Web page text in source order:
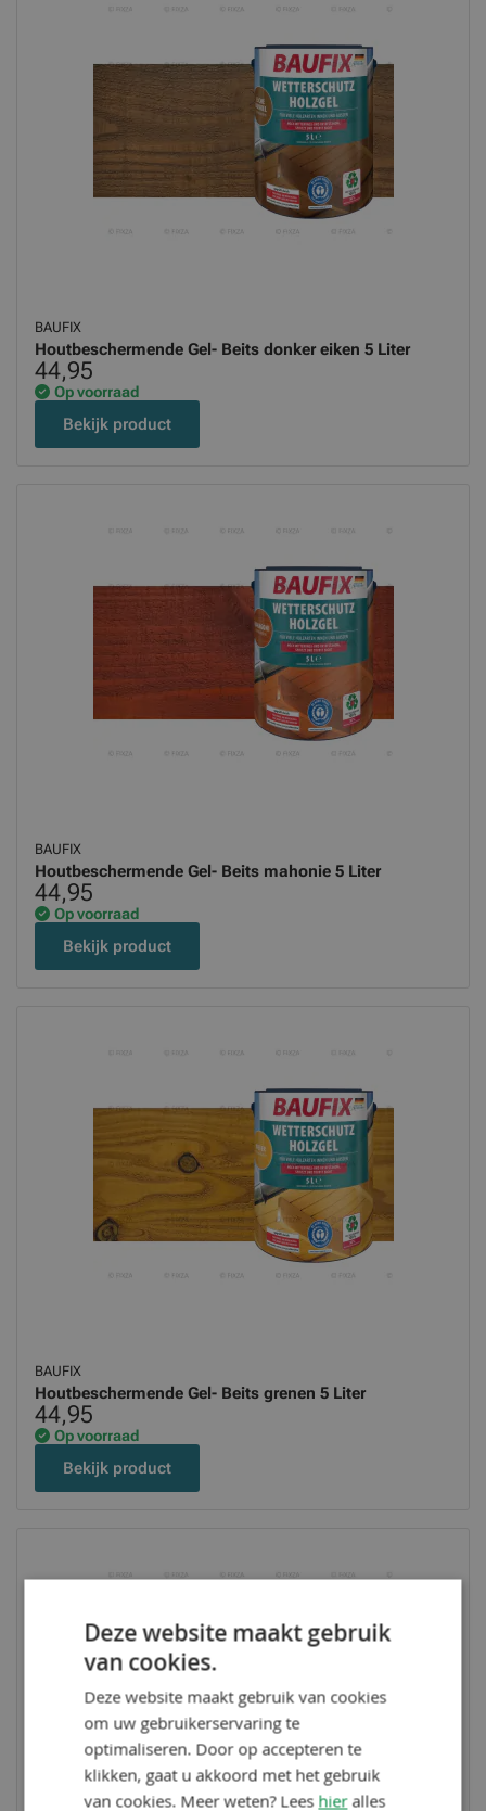
BAUFIX
Houtbeschermende Gel- Beits donker eiken 5 Liter
44,95
Op voorraad
Bekijk product
BAUFIX
Houtbeschermende Gel- Beits mahonie 5 Liter
44,95
Op voorraad
Bekijk product
BAUFIX
Houtbeschermende Gel- Beits grenen 5 Liter
44,95
Op voorraad
Bekijk product
Deze website maakt gebruik
van cookies.
Deze website maakt gebruik van cookies
om uw gebruikerservaring te
optimaliseren. Door op accepteren te
klikken, gaat u akkoord met het gebruik
van cookies. Meer weten? Lees hieralles